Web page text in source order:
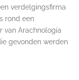
verdelgingsfirma
rond een
van Arachnologia
gevonden werden